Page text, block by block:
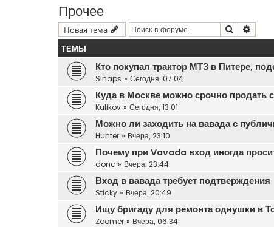
Прочее
Новая тема Поиск
ТЕМЫ
Кто покупал трактор МТЗ в Питере,
Sinaps » Сегодня, 07:04
Куда в Москве можно срочно продать
Kulikov » Сегодня, 13:01
Можно ли заходить на вавада с
Hunter » Вчера, 23:10
Почему при Vavada вход иногда
donc » Вчера, 23:44
Вход в вавада требует подтверждения
Sticky » Вчера, 20:49
Ищу бригаду для ремонта однушки в
Zoomer » Вчера, 06:34